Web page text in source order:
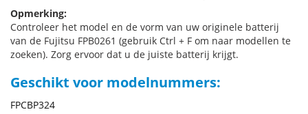
Opmerking:
Controleer het model en de vorm van uw originele batterij
van de Fujitsu FPB0261 (gebruik Ctrl + F om naar modellen te
zoeken). Zorg ervoor dat u de juiste batterij krijgt.
Geschikt voor modelnummers:
FPCBP324